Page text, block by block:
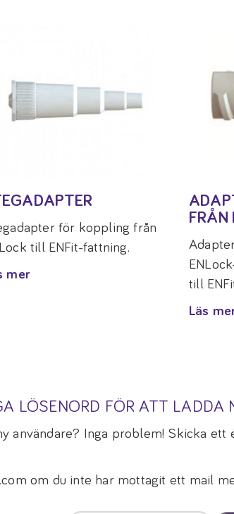
för koppling från
till ENFit-fattning.
mer
FRÅN
till
Läs
LÖSENORD FÖR ATT LADDA
användare? Inga problem! Skicka
om du inte har mottagit ett mail